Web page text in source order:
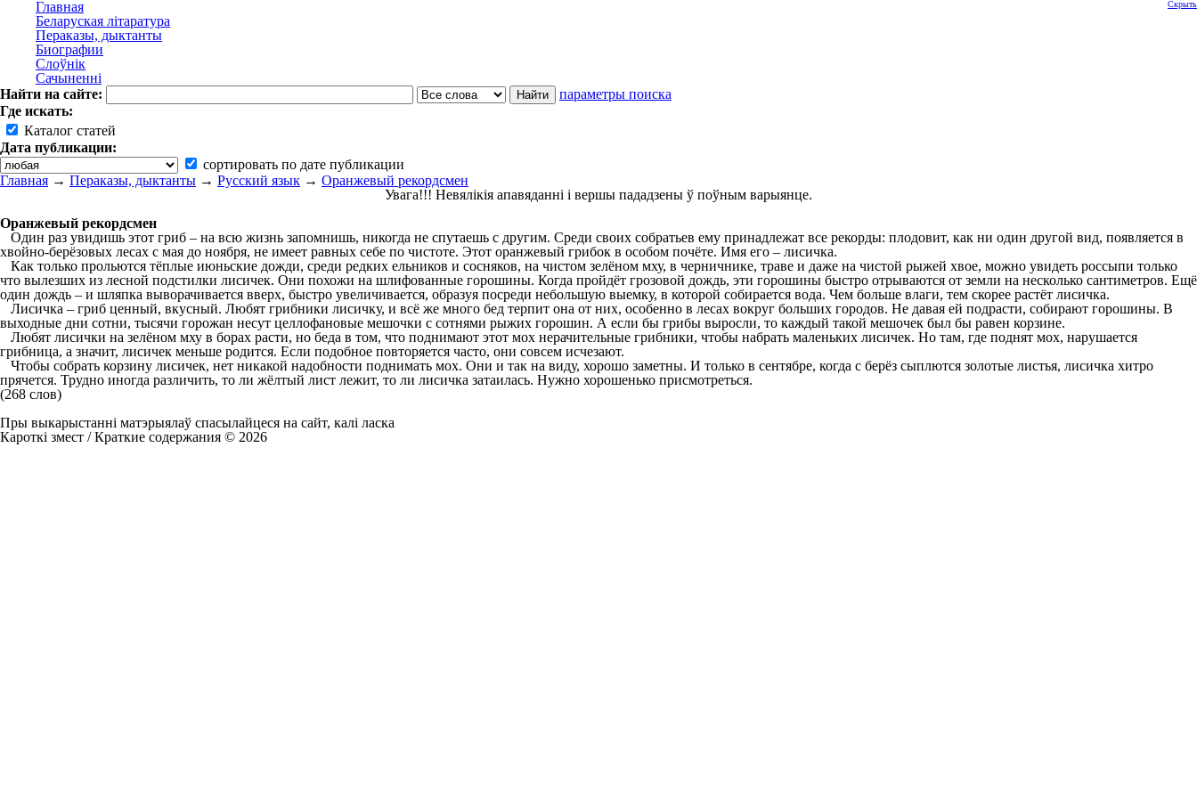
Главная
Беларуская літаратура
Пераказы, дыктанты
Биографии
Слоўнік
Сачыненні
Найти на сайте:
параметры поиска
Где искать:
Каталог статей
Дата публикации:
сортировать по дате публикации
Скрыть
Главная → Пераказы, дыктанты → Русский язык → Оранжевый рекордсмен
Увага!!! Невялікія апавяданні і вершы пададзены ў поўным варыянце.
Оранжевый рекордсмен
Один раз увидишь этот гриб – на всю жизнь запомнишь, никогда не спутаешь с другим. Среди своих собратьев ему принадлежат все рекорды: плодовит, как ни один другой вид, появляется в
хвойно-берёзовых лесах с мая до ноября, не имеет равных себе по чистоте. Этот оранжевый грибок в особом почёте. Имя его – лисичка.
Как только прольются тёплые июньские дожди, среди редких ельников и сосняков, на чистом зелёном мху, в черничнике, траве и даже на чистой рыжей хвое, можно увидеть россыпи только
что вылезших из лесной подстилки лисичек. Они похожи на шлифованные горошины. Когда пройдёт грозовой дождь, эти горошины быстро отрываются от земли на несколько сантиметров. Ещё
один дождь – и шляпка выворачивается вверх, быстро увеличивается, образуя посреди небольшую выемку, в которой собирается вода. Чем больше влаги, тем скорее растёт лисичка.
Лисичка – гриб ценный, вкусный. Любят грибники лисичку, и всё же много бед терпит она от них, особенно в лесах вокруг больших городов. Не давая ей подрасти, собирают горошины. В
выходные дни сотни, тысячи горожан несут целлофановые мешочки с сотнями рыжих горошин. А если бы грибы выросли, то каждый такой мешочек был бы равен корзине.
Любят лисички на зелёном мху в борах расти, но беда в том, что поднимают этот мох нерачительные грибники, чтобы набрать маленьких лисичек. Но там, где поднят мох, нарушается
грибница, а значит, лисичек меньше родится. Если подобное повторяется часто, они совсем исчезают.
Чтобы собрать корзину лисичек, нет никакой надобности поднимать мох. Они и так на виду, хорошо заметны. И только в сентябре, когда с берёз сыплются золотые листья, лисичка хитро
прячется. Трудно иногда различить, то ли жёлтый лист лежит, то ли лисичка затаилась. Нужно хорошенько присмотреться.
(268 слов)
Пры выкарыстанні матэрыялаў спасылайцеся на сайт, калі ласка
Кароткі змест / Краткие содержания © 2026